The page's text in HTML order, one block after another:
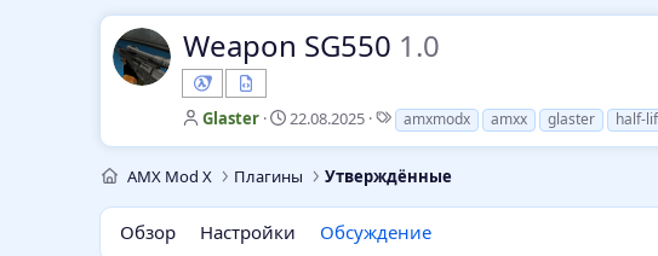
Weapon SG550 1.0
А
о
р
т
Glaster
Д
а
н
а
22.08.2025
Т
е
и
amxmodx amxx glaster half-
AMX Mod X Плагины Утверждённые
Обзор Настройки Обсуждение